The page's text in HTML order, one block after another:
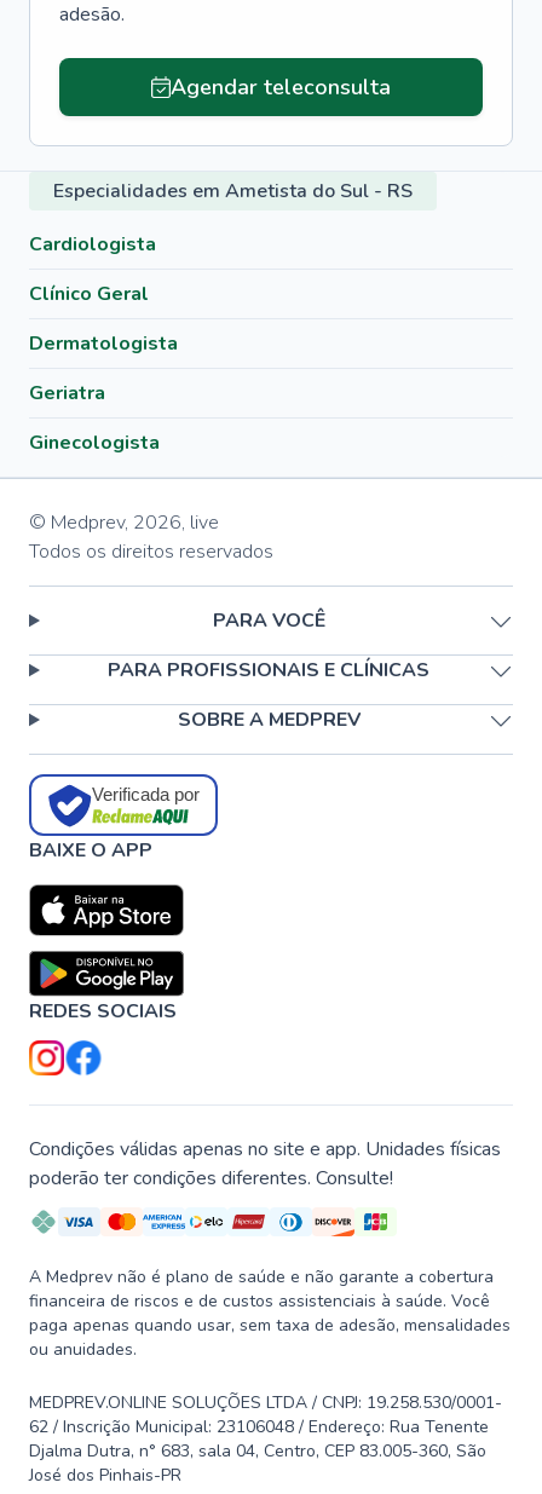
adesão.
Agendar teleconsulta
Especialidades em Ametista do Sul - RS
Cardiologista
Clínico Geral
Dermatologista
Geriatra
Ginecologista
© Medprev, 2026, live
Todos os direitos reservados
PARA VOCÊ
PARA PROFISSIONAIS E CLÍNICAS
SOBRE A MEDPREV
Verificada por
BAIXE O APP
REDES SOCIAIS
Condições válidas apenas no site e app. Unidades físicas
poderão ter condições diferentes. Consulte!
A Medprev não é plano de saúde e não garante a cobertura
financeira de riscos e de custos assistenciais à saúde. Você
paga apenas quando usar, sem taxa de adesão, mensalidades
ou anuidades.
MEDPREV.ONLINE SOLUÇÕES LTDA / CNPJ: 19.258.530/0001-
62 / Inscrição Municipal: 23106048 / Endereço: Rua Tenente
Djalma Dutra, n° 683, sala 04, Centro, CEP 83.005-360, São
José dos Pinhais-PR